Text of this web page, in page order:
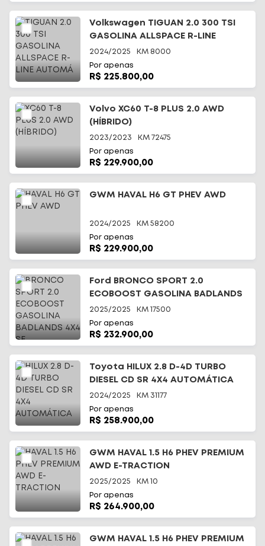
Volkswagen TIGUAN 2.0 300 TSI
GASOLINA ALLSPACE R-LINE
AUTOMÁ
2024/2025 KM 8000
Por apenas
R$ 225.800,00
Volvo XC60 T-8 PLUS 2.0 AWD
(HÍBRIDO)
2023/2023 KM 72475
Por apenas
R$ 229.900,00
GWM HAVAL H6 GT PHEV AWD
2024/2025 KM 58200
Por apenas
R$ 229.900,00
Ford BRONCO SPORT 2.0
ECOBOOST GASOLINA BADLANDS
4X4 SE
2025/2025 KM 17500
Por apenas
R$ 232.900,00
Toyota HILUX 2.8 D-4D TURBO
DIESEL CD SR 4X4 AUTOMÁTICA
2024/2025 KM 31177
Por apenas
R$ 258.900,00
GWM HAVAL 1.5 H6 PHEV PREMIUM
AWD E-TRACTION
2025/2025 KM 10
Por apenas
R$ 264.900,00
GWM HAVAL 1.5 H6 PHEV PREMIUM